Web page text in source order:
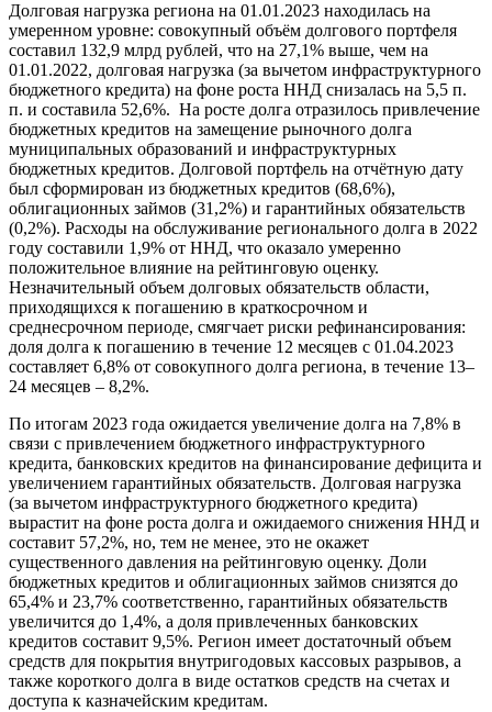
Долговая нагрузка региона на 01.01.2023 находилась на
умеренном уровне: совокупный объём долгового портфеля
составил 132,9 млрд рублей, что на 27,1% выше, чем на
01.01.2022, долговая нагрузка (за вычетом инфраструктурного
бюджетного кредита) на фоне роста ННД снизалась на 5,5 п.
п. и составила 52,6%. На росте долга отразилось привлечение
бюджетных кредитов на замещение рыночного долга
муниципальных образований и инфраструктурных
бюджетных кредитов. Долговой портфель на отчётную дату
был сформирован из бюджетных кредитов (68,6%),
облигационных займов (31,2%) и гарантийных обязательств
(0,2%). Расходы на обслуживание регионального долга в 2022
году составили 1,9% от ННД, что оказало умеренно
положительное влияние на рейтинговую оценку.
Незначительный объем долговых обязательств области,
приходящихся к погашению в краткосрочном и
среднесрочном периоде, смягчает риски рефинансирования:
доля долга к погашению в течение 12 месяцев с 01.04.2023
составляет 6,8% от совокупного долга региона, в течение 13–
24 месяцев – 8,2%.
По итогам 2023 года ожидается увеличение долга на 7,8% в
связи с привлечением бюджетного инфраструктурного
кредита, банковских кредитов на финансирование дефицита и
увеличением гарантийных обязательств. Долговая нагрузка
(за вычетом инфраструктурного бюджетного кредита)
вырастит на фоне роста долга и ожидаемого снижения ННД и
составит 57,2%, но, тем не менее, это не окажет
существенного давления на рейтинговую оценку. Доли
бюджетных кредитов и облигационных займов снизятся до
65,4% и 23,7% соответственно, гарантийных обязательств
увеличится до 1,4%, а доля привлеченных банковских
кредитов составит 9,5%. Регион имеет достаточный объем
средств для покрытия внутригодовых кассовых разрывов, а
также короткого долга в виде остатков средств на счетах и
доступа к казначейским кредитам.